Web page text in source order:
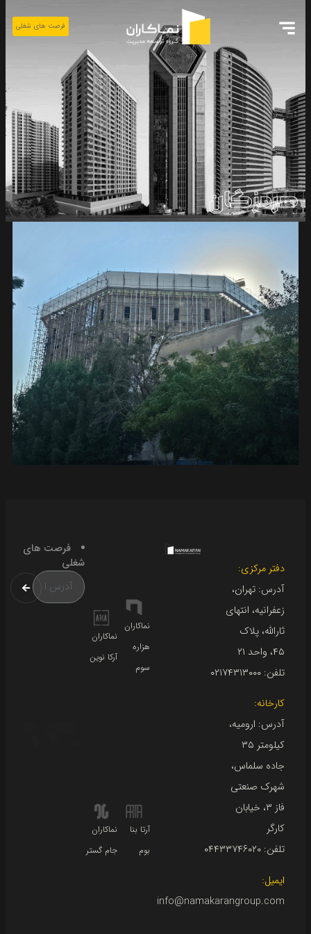
فرصت های شغلی
هرمزگان
دفتر مرکزی:
آدرس: تهران،
زعفرانیه، انتهای
ثارالله، پلاک
۴۵، واحد ۲۱
تلفن: ۰۲۱۷۴۳۱۳۰۰۰
کارخانه:
آدرس: ارومیه،
کیلومتر ۳۵
جاده سلماس،
شهرک صنعتی
فاز ۳، خیابان
کارگر
تلفن: ۰۴۴۳۳۷۴۶۰۲۰
ایمیل:
info@namakarangroup.com
نماکاران
هزاره
سوم
نماکاران
آرکا نوین
آرتا بنا
بوم
نماکاران
جام گستر
فرصت های
شغلی